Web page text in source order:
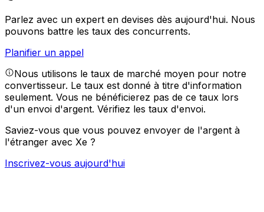
Parlez avec un expert en devises dès aujourd'hui. Nous
pouvons battre les taux des concurrents.
Planifier un appel
Nous utilisons le taux de marché moyen pour notre
convertisseur. Le taux est donné à titre d'information
seulement. Vous ne bénéficierez pas de ce taux lors
d'un envoi d'argent. Vérifiez les taux d'envoi.
Saviez-vous que vous pouvez envoyer de l'argent à
l'étranger avec Xe ?
Inscrivez-vous aujourd'hui